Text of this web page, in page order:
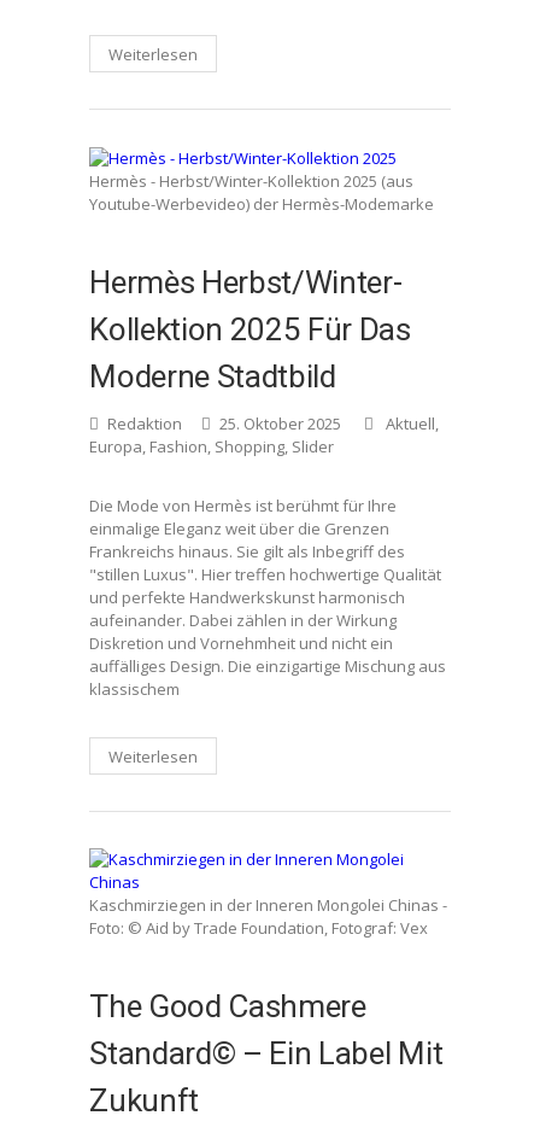
Weiterlesen
Hermès - Herbst/Winter-Kollektion 2025 (aus
Youtube-Werbevideo) der Hermès-Modemarke
Hermès Herbst/Winter-
Kollektion 2025 Für Das
Moderne Stadtbild
Redaktion 25. Oktober 2025 Aktuell,
Europa, Fashion, Shopping, Slider
Die Mode von Hermès ist berühmt für Ihre
einmalige Eleganz weit über die Grenzen
Frankreichs hinaus. Sie gilt als Inbegriff des
"stillen Luxus". Hier treffen hochwertige Qualität
und perfekte Handwerkskunst harmonisch
aufeinander. Dabei zählen in der Wirkung
Diskretion und Vornehmheit und nicht ein
auffälliges Design. Die einzigartige Mischung aus
klassischem
Weiterlesen
Kaschmirziegen in der Inneren Mongolei Chinas -
Foto: © Aid by Trade Foundation, Fotograf: Vex
The Good Cashmere
Standard© – Ein Label Mit
Zukunft